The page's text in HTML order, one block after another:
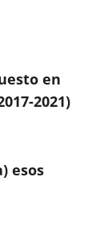
en
2021)
esos